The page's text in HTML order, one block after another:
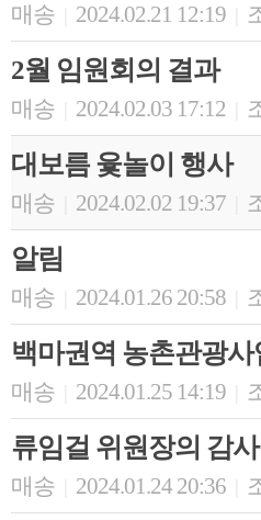
매송 2024.02.21 12:19
2월 임원회의 결과
매송 2024.02.03 17:12
대보름 윷놀이 행사
매송 2024.02.02 19:37
알림
매송 2024.01.26 20:58
백마권역 농촌관광사
매송 2024.01.25 14:19
류임걸 위원장의 감
매송 2024.01.24 20:36